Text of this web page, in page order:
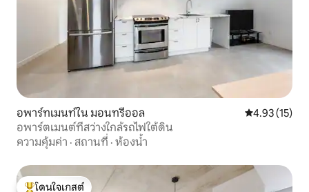
อพาร์ทเมนท์ใน มอนทรีออล คะแนนเฉลี่ย
4.93 (15)
อพาร์ตเมนต์ที่สว่างใกล้รถไฟใต้ดิน
ความคุ้มค่า · สถานที่ · ห้องน้ำ
โดนใจเกสต์